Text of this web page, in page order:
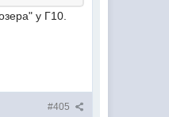
у Г10.
#405